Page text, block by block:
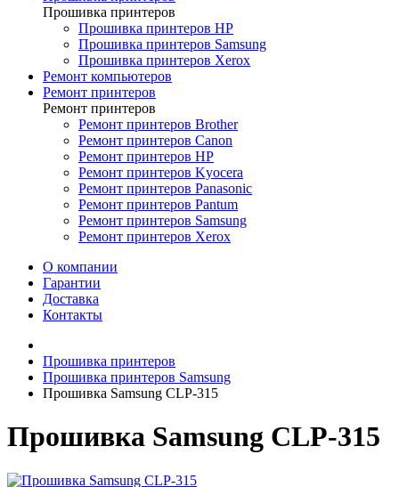
Прошивка принтеров
Прошивка принтеров HP
Прошивка принтеров Samsung
Прошивка принтеров Xerox
Ремонт компьютеров
Ремонт принтеров
Ремонт принтеров
Ремонт принтеров Brother
Ремонт принтеров Canon
Ремонт принтеров HP
Ремонт принтеров Kyocera
Ремонт принтеров Panasonic
Ремонт принтеров Pantum
Ремонт принтеров Samsung
Ремонт принтеров Xerox
О компании
Гарантии
Доставка
Контакты
Прошивка принтеров
Прошивка принтеров Samsung
Прошивка Samsung CLP-315
Прошивка Samsung CLP-315